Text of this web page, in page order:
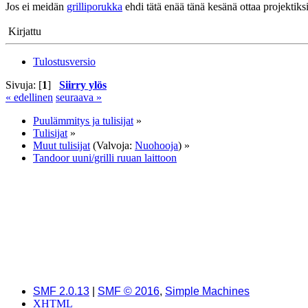
Jos ei meidän grilliporukka ehdi tätä enää tänä kesänä ottaa
Kirjattu
Tulostusversio
Sivuja: [1] Siirry ylös
« edellinen seuraava »
Puulämmitys ja tulisijat »
Tulisijat »
Muut tulisijat (Valvoja: Nuohooja) »
Tandoor uuni/grilli ruuan laittoon
SMF 2.0.13 SMF © 2016, Simple Machines
XHTML